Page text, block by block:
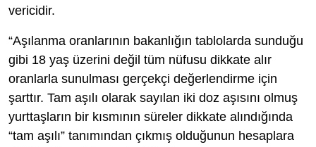
vericidir.
“Aşılanma oranlarının bakanlığın tablolarda sunduğu
gibi 18 yaş üzerini değil tüm nüfusu dikkate alır
oranlarla sunulması gerçekçi değerlendirme için
şarttır. Tam aşılı olarak sayılan iki doz aşısını olmuş
yurttaşların bir kısmının süreler dikkate alındığında
“tam aşılı” tanımından çıkmış olduğunun hesaplara